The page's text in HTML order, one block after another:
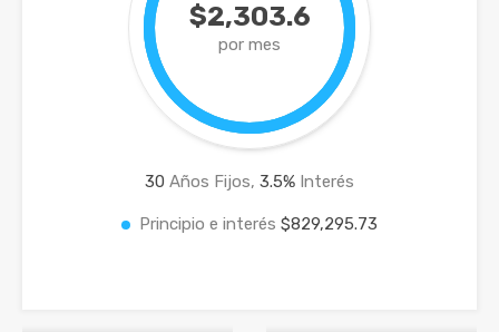
$2,303.6
por mes
30 Años Fijos, 3.5% Interés
Principio e interés $829,295.73